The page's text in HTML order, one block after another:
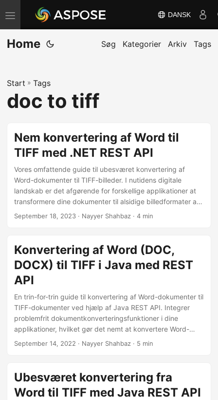
S
k
i
n
a
DANSK
Home Søg Kategorier Arkiv Tags
Start » Tags
doc to tiff
Nem konvertering af Word til
TIFF med .NET REST API
Vores omfattende guide til ubesværet konvertering af
Word-dokumenter til TIFF-billeder. I nutidens digitale
landskab er det afgørende for forskellige applikationer at
transformere dine dokumenter til alsidige billedformater af
høj kvalitet. Denne vejledning giver trinvise instruktioner og
September 18, 2023 · Nayyer Shahbaz · 4 min
Konvertering af Word (DOC,
DOCX) til TIFF i Java med REST
API
En trin-for-trin guide til konvertering af Word-dokumenter til
TIFF-dokumenter ved hjælp af Java REST API. Integrer
problemfrit dokumentkonverteringsfunktioner i dine
applikationer, hvilket gør det nemt at konvertere Word-
dokumenter til billeder eller ord til billede. Med vores
applikation.
September 14, 2022 · Nayyer Shahbaz · 5 min
Ubesværet konvertering fra
Word til TIFF med Java REST API